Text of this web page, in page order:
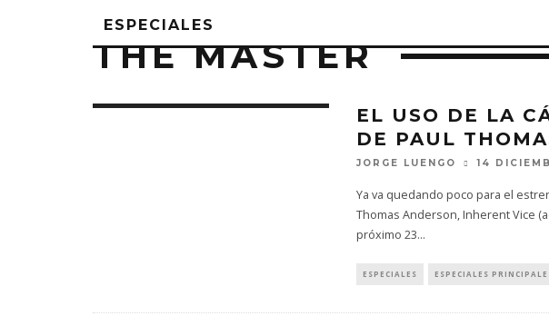
ESPECIALES
THE MASTER
EL USO DE LA
DE PAUL
JORGE LUENGO 14
Ya va quedando poco para el
Thomas Anderson, Inherent Vice
próximo 23...
ESPECIALES ESPECIALES